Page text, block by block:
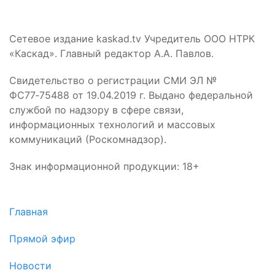
Сетевое издание kaskad.tv Учредитель ООО НТРК
«Каскад». Главный редактор А.А. Павлов.
Свидетельство о регистрации СМИ ЭЛ №
ФС77‑75488 от 19.04.2019 г. Выдано федеральной
службой по надзору в сфере связи,
информационных технологий и массовых
коммуникаций (Роскомнадзор).
Знак информационной продукции: 18+
Главная
Прямой эфир
Новости